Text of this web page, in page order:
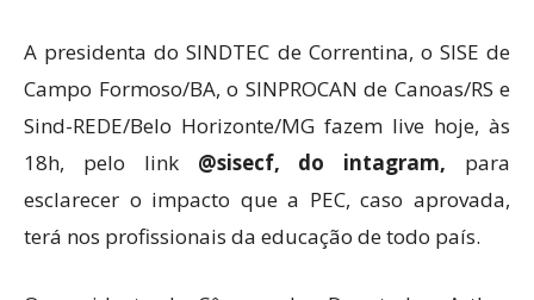
A presidenta do SINDTEC de Correntina, o SISE de
Campo Formoso/BA, o SINPROCAN de Canoas/RS e
Sind-REDE/Belo Horizonte/MG fazem live hoje, às
18h, pelo link @sisecf, do intagram, para
esclarecer o impacto que a PEC, caso aprovada,
terá nos profissionais da educação de todo país.